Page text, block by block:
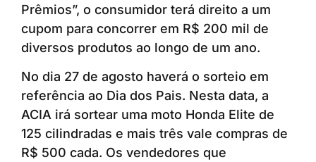
Prêmios”, o consumidor terá direito a um
cupom para concorrer em R$ 200 mil de
diversos produtos ao longo de um ano.
No dia 27 de agosto haverá o sorteio em
referência ao Dia dos Pais. Nesta data, a
ACIA irá sortear uma moto Honda Elite de
125 cilindradas e mais três vale compras de
R$ 500 cada. Os vendedores que